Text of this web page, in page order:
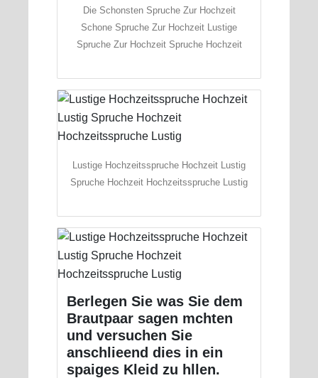
Die Schonsten Spruche Zur Hochzeit
Schone Spruche Zur Hochzeit Lustige
Spruche Zur Hochzeit Spruche Hochzeit
Lustige Hochzeitsspruche Hochzeit Lustig
Spruche Hochzeit Hochzeitsspruche Lustig
Berlegen Sie was Sie dem
Brautpaar sagen mchten
und versuchen Sie
anschlieend dies in ein
spaiges Kleid zu hllen.